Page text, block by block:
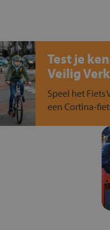
Test je
Veilig
Speel het Fiets
een Cortina-